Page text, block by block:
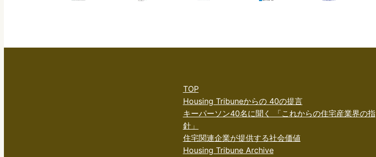
TOP
Housing Tribuneからの 40の提言
キーパーソン40名に聞く 「これからの住宅産業界の指
針」
住宅関連企業が提供する社会価値
Housing Tribune Archive